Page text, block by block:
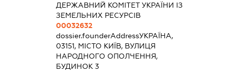
ДЕРЖАВНИЙ КОМІТЕТ УКРАЇНИ ІЗ
ЗЕМЕЛЬНИХ РЕСУРСІВ
00032632
dossier.founderAddressУКРАЇНА,
03151, МІСТО КИЇВ, ВУЛИЦЯ
НАРОДНОГО ОПОЛЧЕННЯ,
БУДИНОК 3